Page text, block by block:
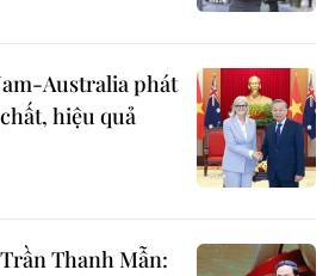
Australia phát
hiệu quả
Thanh Mẫn: